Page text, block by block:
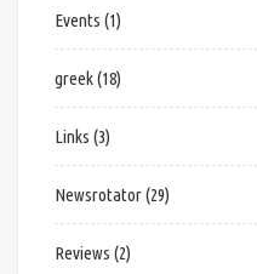
Events (1)
greek(18)
Links (3)
Newsrotator(29)
Reviews (2)